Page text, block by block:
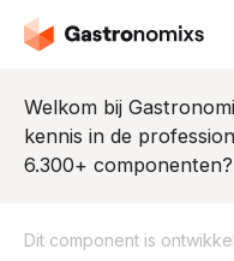
Welkom bij
kennis in de
6.300+ componenten?
Dit component is